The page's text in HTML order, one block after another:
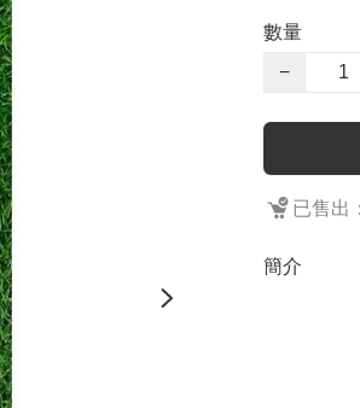
數量
−
已售出
簡介